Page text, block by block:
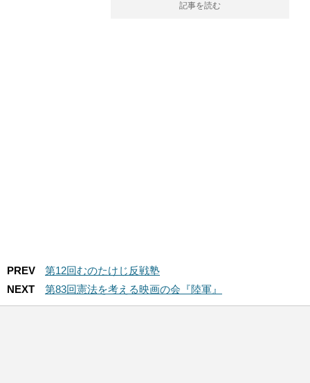
記事を読む
PREV
第12回むのたけじ反戦塾
NEXT
第83回憲法を考える映画の会『陸軍』